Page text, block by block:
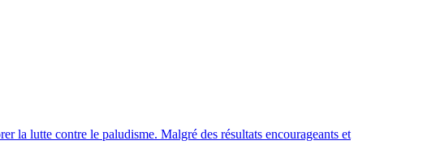
la lutte contre le paludisme. Malgré des résultats encourageants et